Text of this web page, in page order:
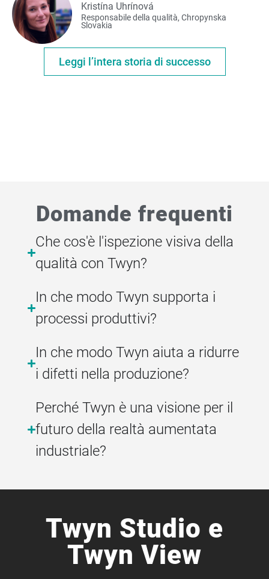
Kristína Uhrínová
Responsabile della qualità, Chropynska
Slovakia
Leggi l’intera storia di successo
Domande frequenti
Che cos'è l'ispezione visiva della
qualità con Twyn?
In che modo Twyn supporta i
processi produttivi?
In che modo Twyn aiuta a ridurre
i difetti nella produzione?
Perché Twyn è una visione per il
futuro della realtà aumentata
industriale?
Twyn Studio e
Twyn View